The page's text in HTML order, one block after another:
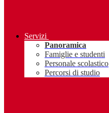
Servizi
Panoramica
Famiglie e studenti
Personale scolastico
Percorsi di studio